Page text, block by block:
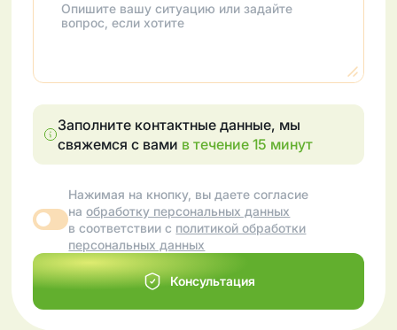
Опишите вашу ситуацию или задайте
вопрос, если хотите
Заполните контактные данные, мы
свяжемся с вами в течение 15 минут
Нажимая на кнопку, вы даете согласие
наобработку персональных данных
в соответствии с политикой обработки
персональных данных
Консультация